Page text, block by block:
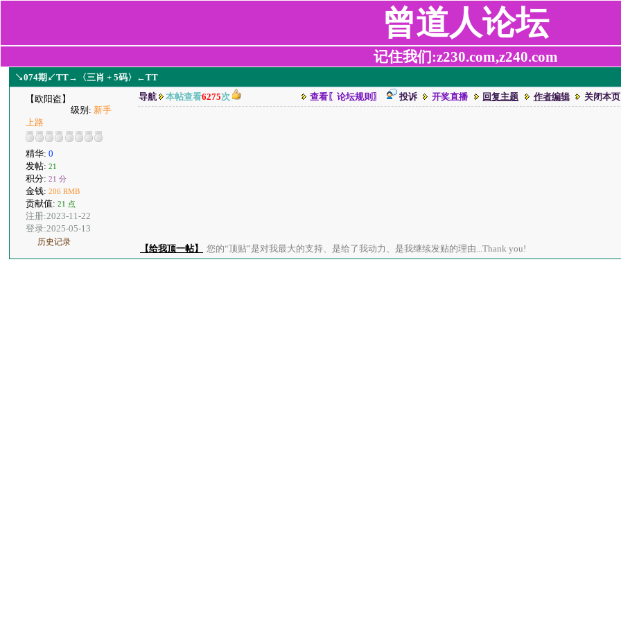
曾道人论坛
记住我们:z230.com,z240.com
↘074期↙TT→〈三肖 + 5码〉←TT
【欧阳盗】
级别: 新手
上路
精华:0
发帖:21
积分:21 分
金钱:206 RMB
贡献值:21 点
注册:2023-11-22
登录:2025-05-13
历史记录
导航 本帖查看6275次 查看〖论坛规则〗 投诉 开奖直播 回复主题 作者编辑 关闭本页
【给我顶一帖】 您的“顶贴”是对我最大的支持、是给了我动力、是我继续发贴的理由...Thank you!